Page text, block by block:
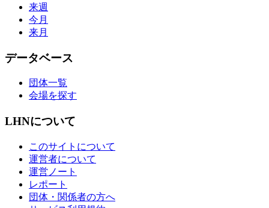
来週
今月
来月
データベース
団体一覧
会場を探す
LHNについて
このサイトについて
運営者について
運営ノート
レポート
団体・関係者の方へ